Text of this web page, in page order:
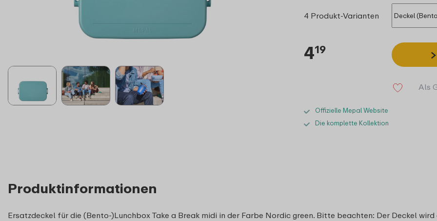
4 Produkt-Varianten
419
Als
Offizielle Mepal Website
Die komplette Kollektion
Produktinformationen
Ersatzdeckel für die (Bento-)Lunchbox Take a Break midi in der Farbe Nordic green. Bitte beachten: Der Deckel